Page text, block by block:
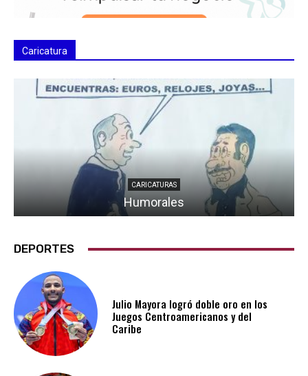
Caricatura
CARICATURAS
Humorales
DEPORTES
Julio Mayora logró doble oro en los
Juegos Centroamericanos y del
Caribe